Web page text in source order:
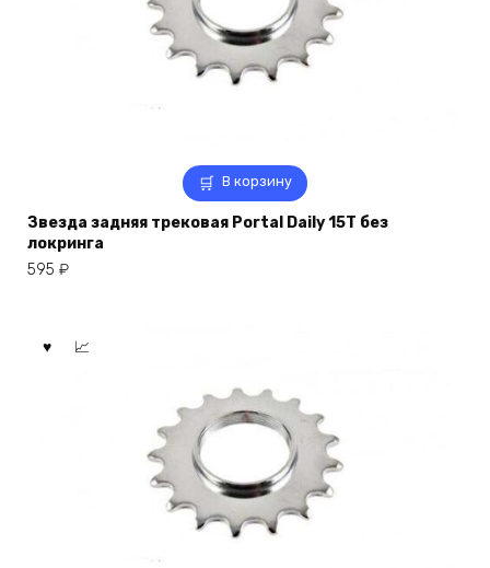
В корзину
Звезда задняя трековая Portal Daily 15T без
локринга
595 ₽